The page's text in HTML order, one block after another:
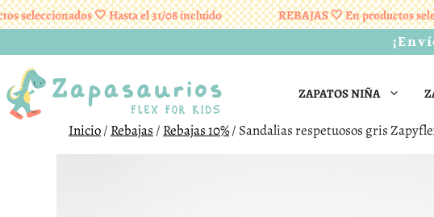
🤍 Hasta el 31/08 incluido REBAJAS 🤍 En productos
al
contenido
ZAPATOS NIÑA
Inicio/ Rebajas / Rebajas 10%/ Sandalias respetuosos gris